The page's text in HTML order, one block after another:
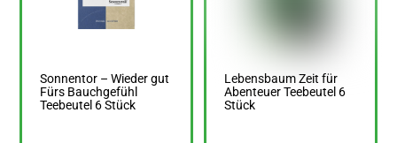
Sonnentor – Wieder gut
Fürs Bauchgefühl
Teebeutel 6 Stück
Lebensbaum Zeit für
Abenteuer Teebeutel 6
Stück